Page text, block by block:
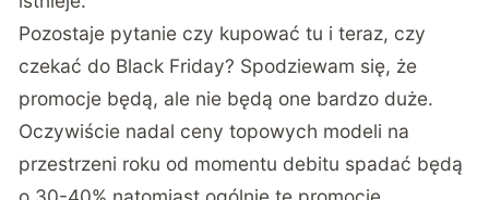
Pozostaje pytanie czy kupować tu i teraz, czy
czekać do Black Friday? Spodziewam się, że
promocje będą, ale nie będą one bardzo duże.
Oczywiście nadal ceny topowych modeli na
przestrzeni roku od momentu debitu spadać będą